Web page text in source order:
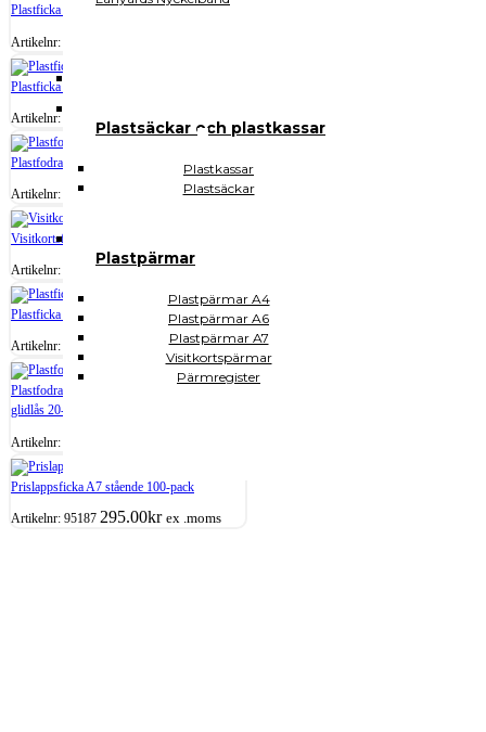
Plastsäckar och plastkassar
Plastkassar
Plastsäckar
Plastpärmar
Plastpärmar A4
Plastpärmar A6
Plastpärmar A7
Visitkortspärmar
Pärmregister
Plastficka A5 100-pack
Artikelnr:
Plastficka gul A4 hålad 12-pack
Artikelnr:
Plastfodral A7 PVC U-modell 100-pack
Artikelnr: 30701 ex .moms
Visitkortsficka 100-pack
Artikelnr: 30801 99.00kr ex .moms
Plastficka A3 50-pack
Artikelnr: ex .moms
Plastfodral 810x610mm för sjökort med
glidlås 20-pack
Artikelnr:
Prislappsficka A7 stående 100-pack
Artikelnr: 95187 295.00kr ex .moms